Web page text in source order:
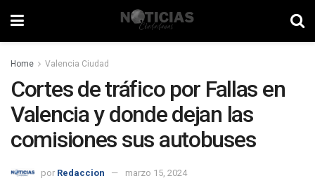
Home Valencia Ciudad
Cortes de tráfico por Fallas en
Valencia y donde dejan las
comisiones sus autobuses
por Redaccion marzo 15, 2024